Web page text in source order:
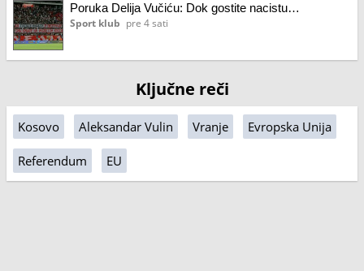
Poruka Delija Vučiću: Dok gostite nacistu…
Sport klub pre 4 sati
Ključne reči
Kosovo Aleksandar Vulin Vranje Evropska Unija
Referendum EU